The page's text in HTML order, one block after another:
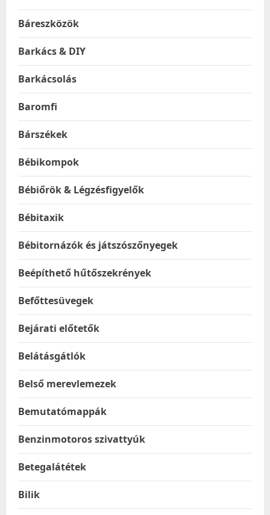
Báreszközök
Barkács & DIY
Barkácsolás
Baromfi
Bárszékek
Bébikompok
Bébiőrök & Légzésfigyelők
Bébitaxik
Bébitornázók és játszószőnyegek
Beépíthető hűtőszekrények
Befőttesüvegek
Bejárati előtetők
Belátásgátlók
Belső merevlemezek
Bemutatómappák
Benzinmotoros szivattyúk
Betegalátétek
Bilik